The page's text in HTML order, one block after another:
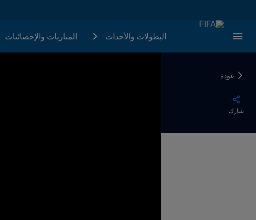
البطولات والأحدات المباريات والإحصائيات
عودة
شارك